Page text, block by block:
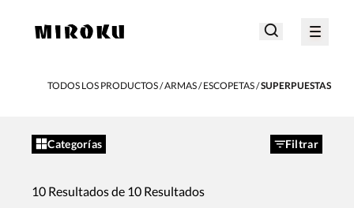
TODOS LOS PRODUCTOS ARMAS ESCOPETAS SUPERPUESTAS
Categorías Filtrar
10 Resultados de 10 Resultados